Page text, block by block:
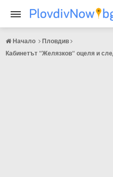
Начало
Пловдив
Кабинетът “Желязков“ оцеля и